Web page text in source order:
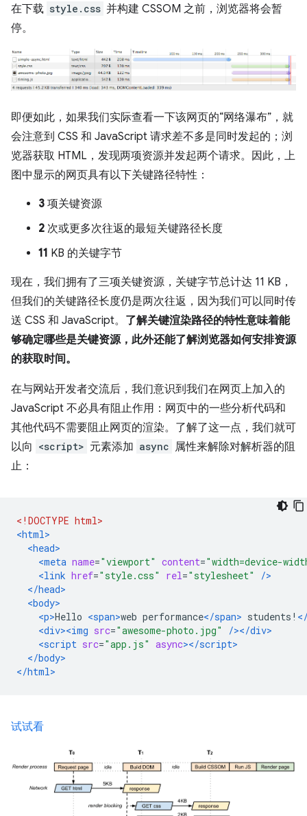
在下载 style.css 并构建 CSSOM 之前，浏览器将会暂
停。
即便如此，如果我们实际查看一下该网页的“网络瀑布”，就
会注意到 CSS 和 JavaScript 请求差不多是同时发起的；浏
览器获取 HTML，发现两项资源并发起两个请求。因此，上
图中显示的网页具有以下关键路径特性：
3 项关键资源
2 次或更多次往返的最短关键路径长度
11 KB 的关键字节
现在，我们拥有了三项关键资源，关键字节总计达 11 KB，
但我们的关键路径长度仍是两次往返，因为我们可以同时传
送 CSS 和 JavaScript。 了解关键渲染路径的特性意味着能
够确定哪些是关键资源，此外还能了解浏览器如何安排资源
的获取时间。
在与网站开发者交流后，我们意识到我们在网页上加入的
JavaScript 不必具有阻止作用：网页中的一些分析代码和
其他代码不需要阻止网页的渲染。了解了这一点，我们就可
以向 <script> 元素添加 async 属性来解除对解析器的阻
止：
<!DOCTYPE html>
<html>
<head>
<meta name="viewport" content="width=device-
<link href="style.css" rel="stylesheet"
/>
</head>
<body>
<p>Hello <span>web performance</span> students!
<div><img src="awesome-photo.jpg"
/></div>
<script src="app.js" async></script>
</body>
</html>
试试看